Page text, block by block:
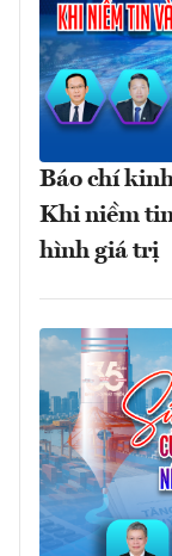
Báo chí
Khi niềm
hình giá trị